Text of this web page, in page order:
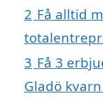
2 Få alltid
3 Få 3
Gladö